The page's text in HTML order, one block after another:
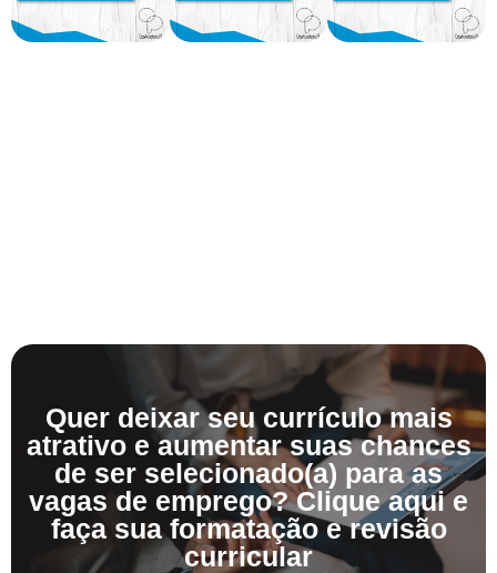
Quer deixar seu currículo mais
atrativo e aumentar suas chances
de ser selecionado(a) para as
vagas de emprego? Clique aqui e
faça sua formatação e revisão
curricular